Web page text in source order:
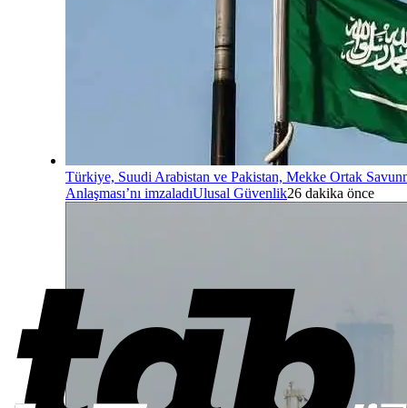
Türkiye, Suudi Arabistan ve Pakistan, Mekke Ortak
Anlaşması’nı imzaladıUlusal Güvenlik26 dakika önce